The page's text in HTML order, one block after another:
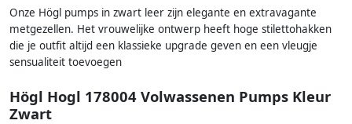
Onze Högl pumps in zwart leer zijn elegante en extravagante
metgezellen. Het vrouwelijke ontwerp heeft hoge stilettohakken
die je outfit altijd een klassieke upgrade geven en een vleugje
sensualiteit toevoegen
Högl Hogl 178004 Volwassenen Pumps Kleur
Zwart